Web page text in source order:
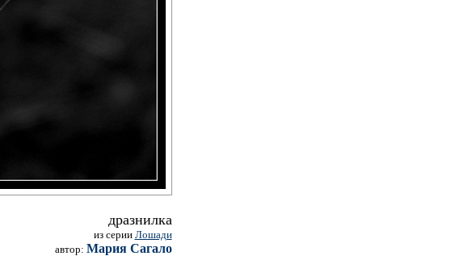
дразнилка
из серии Лошади
автор: Мария Сагало